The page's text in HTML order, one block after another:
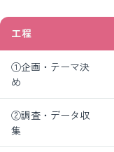
工程
①企画・テーマ決
め
②調査・データ収
集